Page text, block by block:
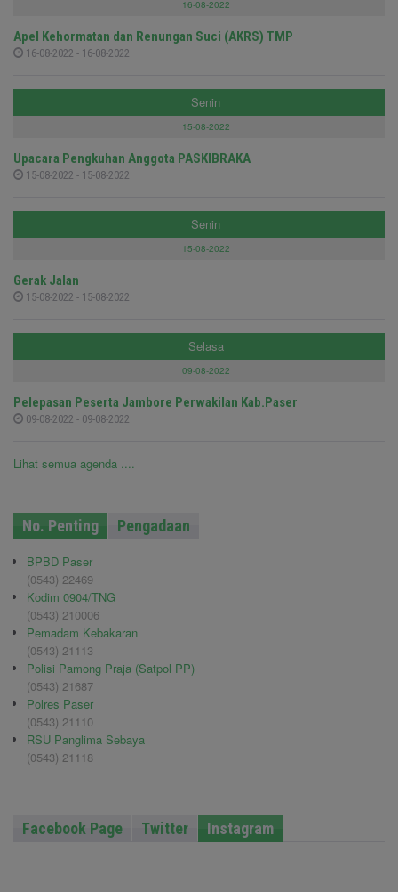
16-08-2022
Apel Kehormatan dan Renungan Suci (AKRS) TMP
16-08-2022 - 16-08-2022
Senin
15-08-2022
Upacara Pengkuhan Anggota PASKIBRAKA
15-08-2022 - 15-08-2022
Senin
15-08-2022
Gerak Jalan
15-08-2022 - 15-08-2022
Selasa
09-08-2022
Pelepasan Peserta Jambore Perwakilan Kab.Paser
09-08-2022 - 09-08-2022
Lihat semua agenda ....
No. Penting Pengadaan
BPBD Paser
(0543) 22469
Kodim 0904/TNG
(0543) 210006
Pemadam Kebakaran
(0543) 21113
Polisi Pamong Praja (Satpol PP)
(0543) 21687
Polres Paser
(0543) 21110
RSU Panglima Sebaya
(0543) 21118
Facebook Page Twitter Instagram